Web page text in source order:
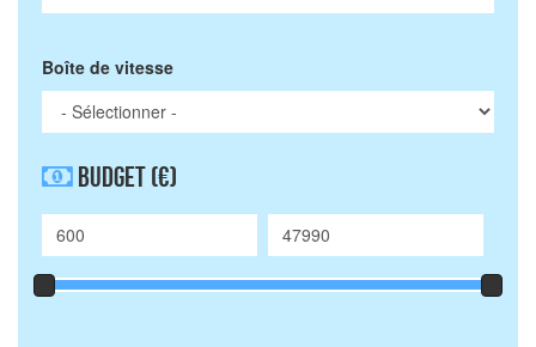
Boîte de vitesse
Budget(€)